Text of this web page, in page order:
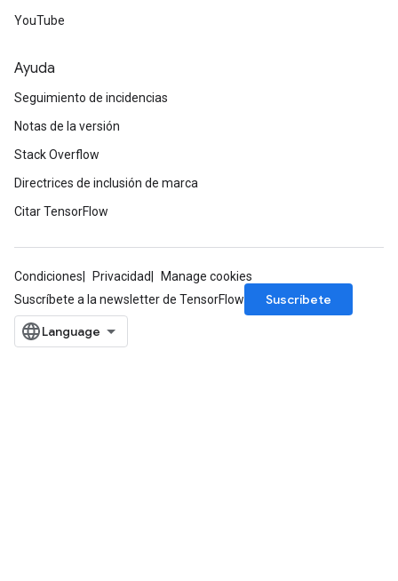
YouTube
Ayuda
Seguimiento de incidencias
Notas de la versión
Stack Overflow
Directrices de inclusión de marca
Citar TensorFlow
Condiciones Privacidad
Manage cookies
Suscríbete a la newsletter de TensorFlow
Suscríbete